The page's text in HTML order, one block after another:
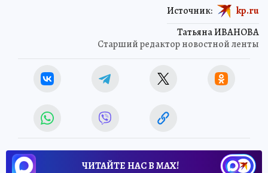
Татьяна ИВАНОВА
Старший редактор новостной ленты
Источник: kp.ru
ЧИТАЙТЕ НАС В МАХ!